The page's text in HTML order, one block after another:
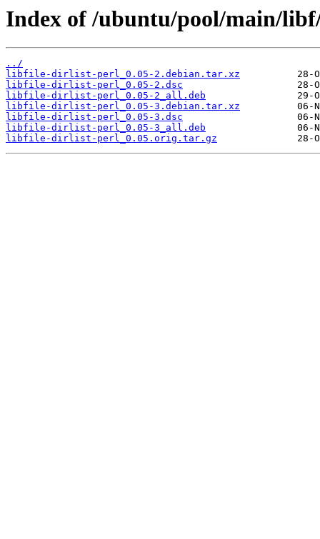
Index of /ubuntu/pool/main/
../
libfile-dirlist-perl_0.05-2.debian.tar.xz
libfile-dirlist-perl_0.05-2.dsc
libfile-dirlist-perl_0.05-2_all.deb
libfile-dirlist-perl_0.05-3.debian.tar.xz
libfile-dirlist-perl_0.05-3.dsc
libfile-dirlist-perl_0.05-3_all.deb
libfile-dirlist-perl_0.05.orig.tar.gz